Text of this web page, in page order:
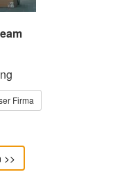
Firma
>>